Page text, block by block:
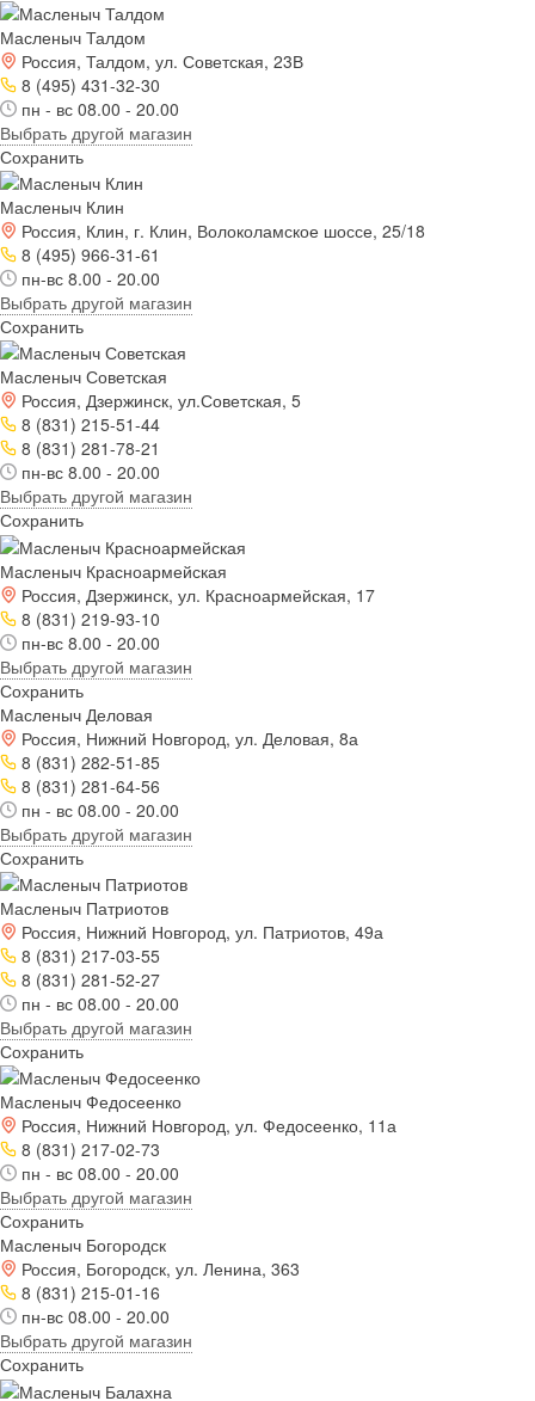
Масленыч Талдом
Россия, Талдом, ул. Советская, 23В
8 (495) 431-32-30
пн - вс 08.00 - 20.00
Выбрать другой магазин
Сохранить
Масленыч Клин
Россия, Клин, г. Клин, Волоколамское шоссе, 25/18
8 (495) 966-31-61
пн-вс 8.00 - 20.00
Выбрать другой магазин
Сохранить
Масленыч Советская
Россия, Дзержинск, ул.Советская, 5
8 (831) 215-51-44
8 (831) 281-78-21
пн-вс 8.00 - 20.00
Выбрать другой магазин
Сохранить
Масленыч Красноармейская
Россия, Дзержинск, ул. Красноармейская, 17
8 (831) 219-93-10
пн-вс 8.00 - 20.00
Выбрать другой магазин
Сохранить
Масленыч Деловая
Россия, Нижний Новгород, ул. Деловая, 8а
8 (831) 282-51-85
8 (831) 281-64-56
пн - вс 08.00 - 20.00
Выбрать другой магазин
Сохранить
Масленыч Патриотов
Россия, Нижний Новгород, ул. Патриотов, 49а
8 (831) 217-03-55
8 (831) 281-52-27
пн - вс 08.00 - 20.00
Выбрать другой магазин
Сохранить
Масленыч Федосеенко
Россия, Нижний Новгород, ул. Федосеенко, 11а
8 (831) 217-02-73
пн - вс 08.00 - 20.00
Выбрать другой магазин
Сохранить
Масленыч Богородск
Россия, Богородск, ул. Ленина, 363
8 (831) 215-01-16
пн-вс 08.00 - 20.00
Выбрать другой магазин
Сохранить